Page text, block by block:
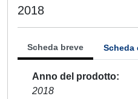
2018
Scheda breve Scheda
Anno del prodotto
2018